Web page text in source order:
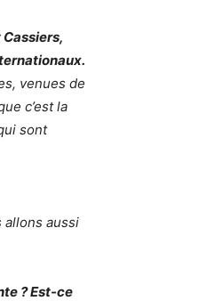
venues de
c’est la
sont
allons aussi
? Est-ce